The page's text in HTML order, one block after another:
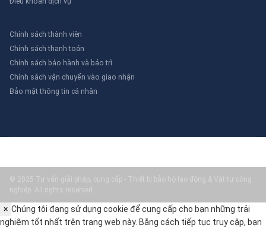
Chính sách thành viên
Chính sách thanh toán
Chính sách bảo hành và bảo trì
Chính sách vận chuyển vào giao nhận
Bảo mật thông tin cá nhân
© 2025 Tư vấn giải pháp, cung cấp - Thiết bị bảo hộ lao động & Vật tư công
nghiệp. All rights reserved.
× Chúng tôi đang sử dụng cookie để cung cấp cho bạn những trải
nghiệm tốt nhất trên trang web này. Bằng cách tiếp tục truy cập, bạn